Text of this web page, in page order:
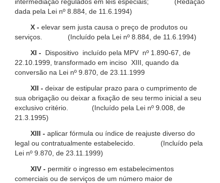
dada pela Lei nº 8.884, de 11.6.1994)
X - elevar sem justa causa o preço de produtos ou
serviços. (Incluído pela Lei nº 8.884, de 11.6.1994)
XI -
Dispositivo incluído pela MPV nº 1.890-67, de
22.10.1999, transformado em inciso XIII, quando da
conversão na Lei nº 9.870, de 23.11.1999
XII - deixar de estipular prazo para o cumprimento de
sua obrigação ou deixar a fixação de seu termo inicial a seu
exclusivo critério. (Incluído pela Lei nº 9.008, de
21.3.1995)
XIII - aplicar fórmula ou índice de reajuste diverso do
legal ou contratualmente estabelecido. (Incluído pela
Lei nº 9.870, de 23.11.1999)
XIV - permitir o ingresso em estabelecimentos
comerciais ou de serviços de um número maior de